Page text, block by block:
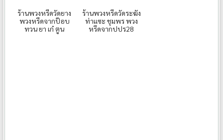
ร้านพวงหรีดวัดยาง
พวงหรีดจากป๊อบ
ทวน ยา เก๋ ตูน
ร้านพวงหรีดวัดระฆัง
ท่าแซะ ชุมพร พวง
หรีดจากปปร28